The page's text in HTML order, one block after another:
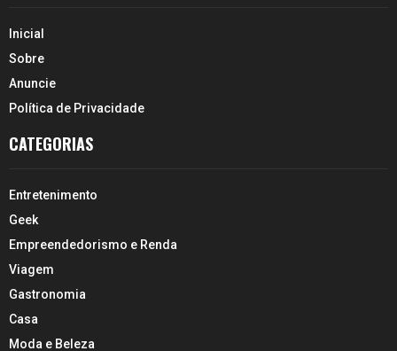
Inicial
Sobre
Anuncie
Política de Privacidade
CATEGORIAS
Entretenimento
Geek
Empreendedorismo e Renda
Viagem
Gastronomia
Casa
Moda e Beleza